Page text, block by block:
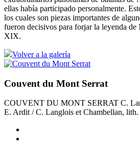
ellas había participado personalmente.
los cuales son piezas importantes de
fueron decisivos para forjar la leyenda
XIX.
Volver a la galería
Couvent du Mont Serrat
COUVENT DU MONT SERRAT C.
E. Ardit / C. Langlois et Chambellan,